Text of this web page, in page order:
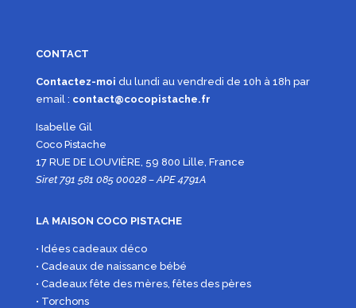
CONTACT
Contactez-moi du lundi au vendredi de 10h à 18h par
email : contact@cocopistache.fr
Isabelle Gil
Coco Pistache
17 RUE DE LOUVIÈRE, 59 800 Lille, France
Siret 791 581 085 00028 – APE 4791A
LA MAISON COCO PISTACHE
• Idées cadeaux déco
• Cadeaux de naissance bébé
• Cadeaux fête des mères, fêtes des pères
• Torchons